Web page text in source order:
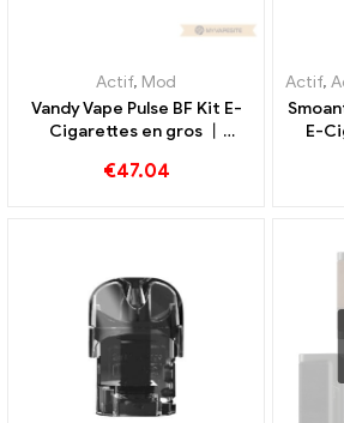
Actif, Mod
Vandy Vape Pulse BF Kit E-
Cigarettes en gros 丨
€47.04
Actif,
E-